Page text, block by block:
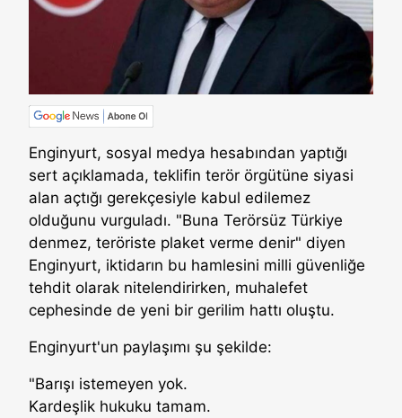
Enginyurt, sosyal medya hesabından yaptığı
sert açıklamada, teklifin terör örgütüne siyasi
alan açtığı gerekçesiyle kabul edilemez
olduğunu vurguladı. "Buna Terörsüz Türkiye
denmez, teröriste plaket verme denir" diyen
Enginyurt, iktidarın bu hamlesini milli güvenliğe
tehdit olarak nitelendirirken, muhalefet
cephesinde de yeni bir gerilim hattı oluştu.
Enginyurt'un paylaşımı şu şekilde:
"Barışı istemeyen yok.
Kardeşlik hukuku tamam.